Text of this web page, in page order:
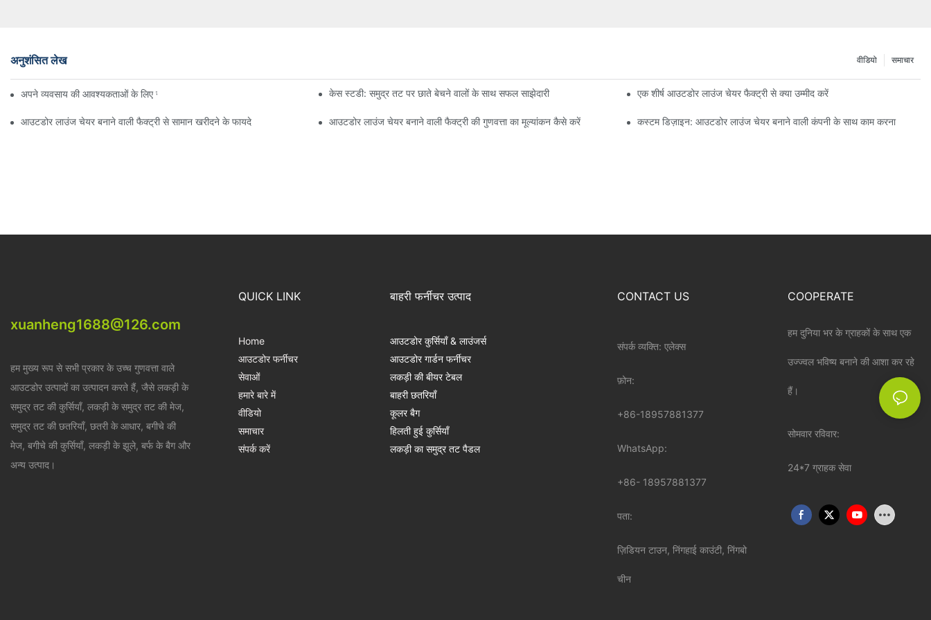
अनुशंसित लेख समाचार
वीडियो
अपने व्यवसाय की आवश्यकताओं के लिए सही बीच अम्ब्रेला वितरक ढूँढना केस स्टडी: समुद्र तट पर छाते बेचने वालों के साथ सफल साझेदारी एक शीर्ष आउटडोर लाउंज चेयर फैक्ट्री से क्या उम्मीद करें
आउटडोर लाउंज चेयर बनाने वाली फैक्ट्री से सामान खरीदने के फायदे आउटडोर लाउंज चेयर बनाने वाली फैक्ट्री की गुणवत्ता का मूल्यांकन कैसे करें कस्टम डिज़ाइन: आउटडोर लाउंज चेयर बनाने वाली कंपनी के साथ काम करना
xuanheng1688@126.com
हम मुख्य रूप से सभी प्रकार के उच्च गुणवत्ता वाले
आउटडोर उत्पादों का उत्पादन करते हैं, जैसे लकड़ी के
समुद्र तट की कुर्सियाँ, लकड़ी के समुद्र तट की मेज,
समुद्र तट की छतरियाँ, छतरी के आधार, बगीचे की
मेज, बगीचे की कुर्सियाँ, लकड़ी के झूले, बर्फ के बैग और
अन्य उत्पाद।
QUICK LINK
Home
आउटडोर फर्नीचर
सेवाओं
हमारे बारे में
वीडियो
समाचार
संपर्क करें
बाहरी फर्नीचर उत्पाद
आउटडोर कुर्सियाँ & लाउंजर्स
आउटडोर गार्डन फर्नीचर
लकड़ी की बीयर टेबल
बाहरी छतरियाँ
कूलर बैग
हिलती हुई कुर्सियाँ
लकड़ी का समुद्र तट पैडल
CONTACT US
संपर्क व्यक्ति: एलेक्स
फ़ोन:
+86-18957881377
WhatsApp:
+86- 18957881377
पता:
ज़िडियन टाउन, निंगहाई काउंटी, निंगबो
चीन
COOPERATE
हम दुनिया भर के ग्राहकों के साथ एक
उज्ज्वल भविष्य बनाने की आशा कर रहे
हैं।
सोमवार रविवार:
24*7 ग्राहक सेवा